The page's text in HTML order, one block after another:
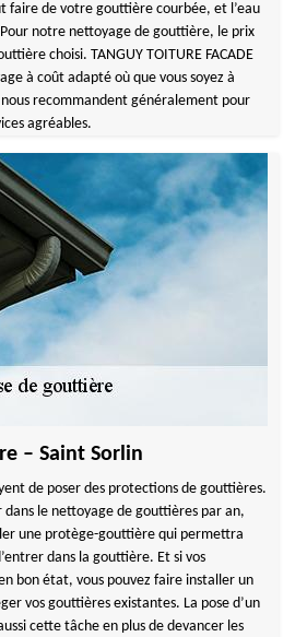
faire de votre gouttière courbée, et l’eau
notre nettoyage de gouttière, le prix
choisi. TANGUY TOITURE FACADE
à coût adapté où que vous soyez à
recommandent généralement pour
agréables.
– Saint Sorlin
de poser des protections de gouttières.
dans le nettoyage de gouttières par an,
une protège-gouttière qui permettra
dans la gouttière. Et si vos
bon état, vous pouvez faire installer un
vos gouttières existantes. La pose d’un
cette tâche en plus de devancer les